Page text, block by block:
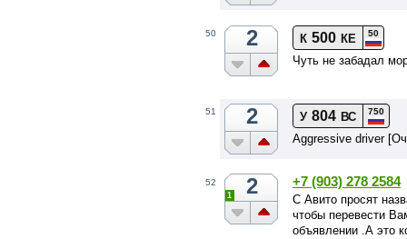
50 2 К 500 КЕ 50
Чуть не забадал
51 2 У 804 ВС 750
Aggressive driver
52 2
1
+7 (903) 278 2584
С Авито просят
чтобы перевести
объявлении .А это